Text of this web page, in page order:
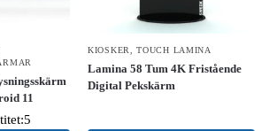
11
KIOSKER ,TOUCH LAMINA
Lamina 58 Tum 4K Fristående
Digital Pekskärm